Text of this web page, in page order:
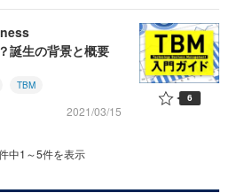
誕生の背景と概要
TBM
2021/03/15
6
中1～5件を表示